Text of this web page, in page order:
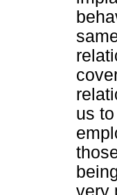
us